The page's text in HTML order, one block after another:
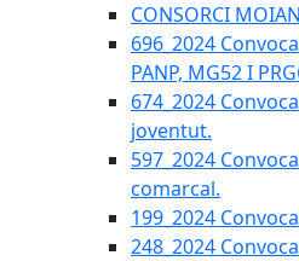
CONSORCI
696_2024
PANP, MG52 I
674_2024
joventut.
597_2024
comarcal.
199_2024
248_2024